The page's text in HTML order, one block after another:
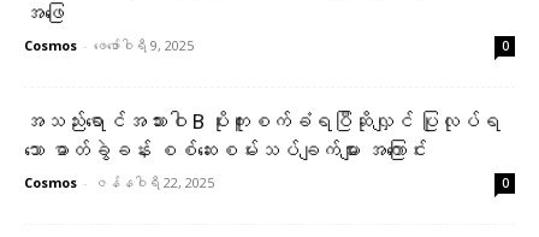
အဖြေ
Cosmos - ဖေ‌ဖော်ဝါရီ 9, 2025 0
အသည်းရောင်အသားဝါ B ပိုးကူးစက်ခံရပြီဆိုလျှင် ပြုလုပ်ရ
သော ဓာတ်ခွဲခန်း စစ်ဆေးစမ်းသပ်ချက်များ အကြောင်း
Cosmos - ဇန်နဝါရီ 22, 2025 0